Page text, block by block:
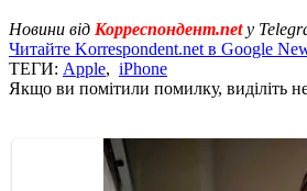
Новини від Корреспондент.netу
Читайте Korrespondent.net в Google
ТЕГИ: Apple, iPhone
Якщо ви помітили помилку, виділіть